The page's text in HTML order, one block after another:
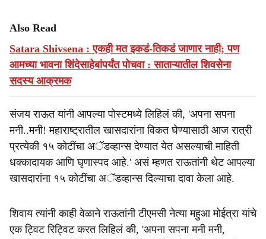
Also Read
Satara Shivsena : एकही मत इकडं-तिकडं जाणार नाही; पण
आमच्या भावना शिंदेसाहेबांपर्यंत पोचवा : साताऱ्यातील शिवसेना
सदस्य आक्रमक
संजय राऊत यांनी आपल्या पोस्टमध्ये लिहिलं की, 'अपना सपना
मनी..मनी! महाराष्ट्रातील खासदारांना विकत घेण्यासाठी आज रात्री
प्रत्येकी १५ कोटींचा अॅडव्हान्स देण्यात येत असल्याची माहिती
धक्कादायक आणि घृणास्पद आहे.' असं म्हणत राऊतांनी थेट आपल्या
खासदारांना १५ कोटींचा अॅडव्हान्स दिल्याचा दावा केला आहे.
शिवाय त्यांनी काही वेळाने राऊतांनी टीएमसी नेत्या महुआ मोईत्रा यांचे
एक ट्विट रिट्विट करत लिहिलं की, 'अपना सपना मनी मनी,